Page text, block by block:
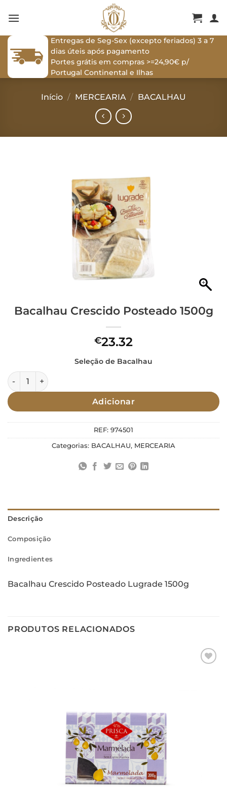
Entregas de Seg-Sex (excepto feriados) 3 a 7
dias úteis após pagamento
Portes grátis em compras >=24,90€ p/
Portugal Continental e Ilhas
Início / MERCEARIA / BACALHAU
Bacalhau Crescido Posteado 1500g
€23.32
Seleção de Bacalhau
Quantidade de Bacalhau Crescido Posteado 1500g
Adicionar
REF: 974501
Categorias: BACALHAU, MERCEARIA
Descrição
Composição
Ingredientes
Bacalhau Crescido Posteado Lugrade 1500g
PRODUTOS RELACIONADOS